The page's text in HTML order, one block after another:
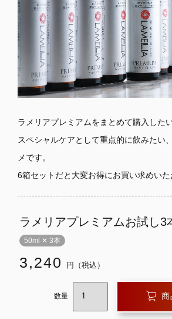
ラメリアプレミアムをまとめて購入した
スペシャルケアとして重点的に飲みたい
メです。
6箱セットだと大変お得にお買い求めいた
ラメリアプレミアムお試し3
50ml ✕ 3本
3,240 円（税込）
数量 商